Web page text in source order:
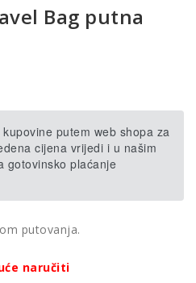
Bag putna
putem web shopa za
cijena vrijedi i u našim
gotovinsko plaćanje
putovanja.
naručiti